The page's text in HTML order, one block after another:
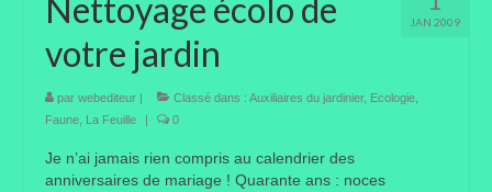
JAN 2009
Nettoyage écolo de
votre jardin
par webediteur | Classé dans : Auxiliaires du jardinier, Ecologie
Faune La Feuille | 0
Je n’ai jamais rien compris au calendrier des
anniversaires de mariage ! Quarante ans : noces